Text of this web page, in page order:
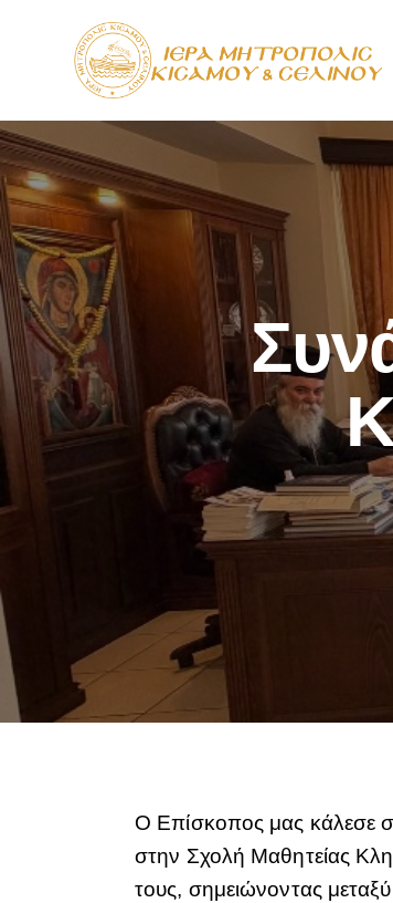
Ο Επίσκοπος μας κάλεσε
στην Σχολή Μαθητείας
τους, σημειώνοντας